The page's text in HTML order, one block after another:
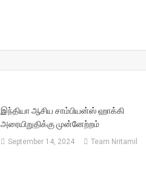
இந்தியா ஆசிய சாம்பியன்ஸ் ஹாக்கி
அரையிறுதிக்கு முன்னேற்றம்
September 14, 2024 Team Nritamil